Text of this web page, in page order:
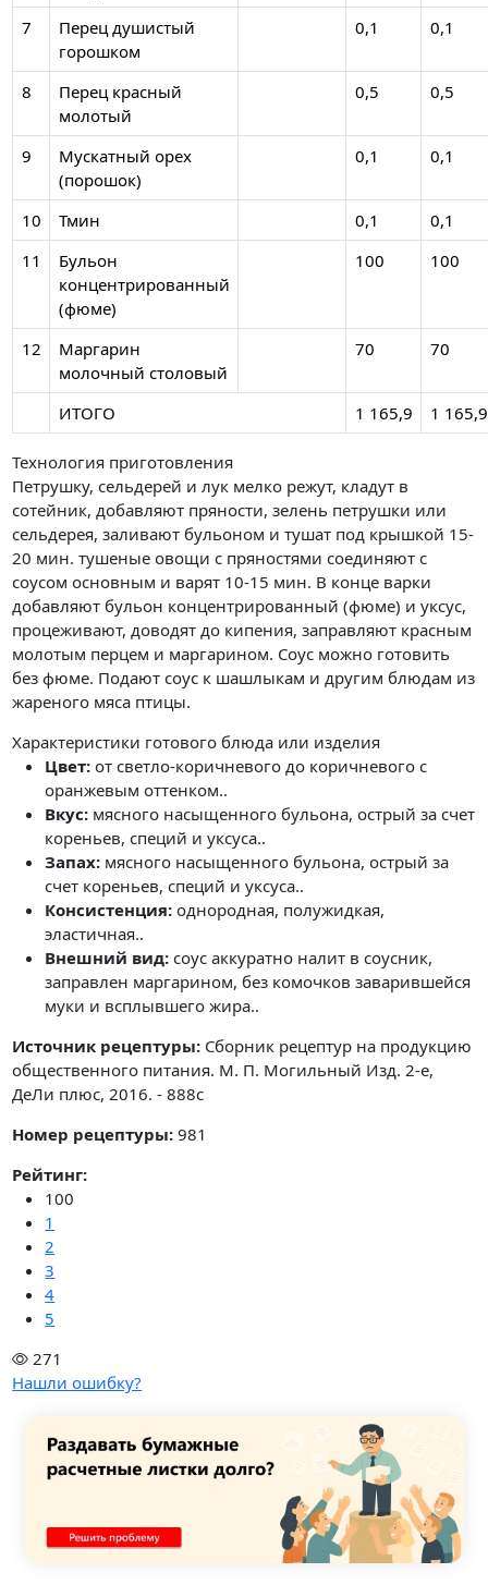
7
Перец душистый
горошком
0,1 0,1
8
Перец красный
молотый
0,5 0,5
9
Мускатный орех
(порошок)
0,1 0,1
10 Тмин 0,1
0,1
11
Бульон
концентрированный
(фюме)
100 100
12
Маргарин
молочный столовый
70 70
ИТОГО 1 165,9 1 165,9
Технология приготовления
Петрушку, сельдерей и лук мелко режут, кладут в
сотейник, добавляют пряности, зелень петрушки или
сельдерея, заливают бульоном и тушат под крышкой 15-
20 мин. тушеные овощи с пряностями соединяют с
соусом основным и варят 10-15 мин. В конце варки
добавляют бульон концентрированный (фюме) и уксус,
процеживают, доводят до кипения, заправляют красным
молотым перцем и маргарином. Соус можно готовить
без фюме. Подают соус к шашлыкам и другим блюдам из
жареного мяса птицы.
Характеристики готового блюда или изделия
Цвет: от светло-коричневого до коричневого с
оранжевым оттенком..
Вкус: мясного насыщенного бульона, острый за счет
кореньев, специй и уксуса..
Запах: мясного насыщенного бульона, острый за
счет кореньев, специй и уксуса..
Консистенция: однородная, полужидкая,
эластичная..
Внешний вид: соус аккуратно налит в соусник,
заправлен маргарином, без комочков заварившейся
муки и всплывшего жира..
Источник рецептуры: Сборник рецептур на продукцию
общественного питания. М. П. Могильный Изд. 2-е,
ДеЛи плюс, 2016. - 888с
Номер рецептуры: 981
Рейтинг:
100
1
2
3
4
5
271
Нашли ошибку?